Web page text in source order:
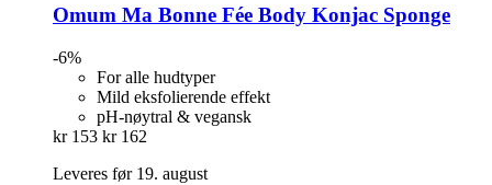
Omum Ma Bonne Fée Body Konjac Sponge
-6%
For alle hudtyper
Mild eksfolierende effekt
pH-nøytral & vegansk
kr 153 kr 162
Leveres før 19. august